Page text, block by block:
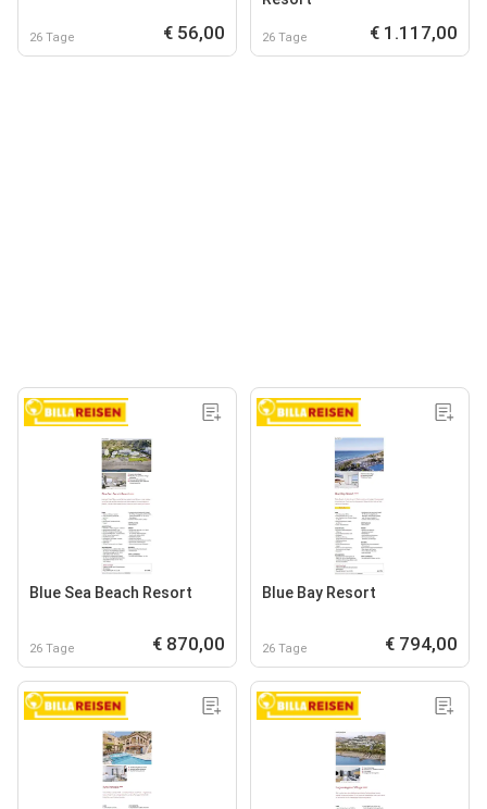
26 Tage € 56,00 26 Tage € 1.117,00
Blue Sea Beach Resort
26 Tage € 870,00
Blue Bay Resort
26 Tage € 794,00